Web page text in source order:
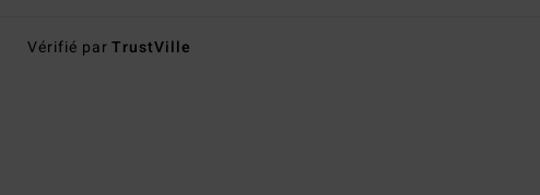
Vérifié parTrustVille